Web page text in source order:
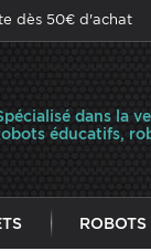
dès 50€ d'achat
dans la
éducatifs,